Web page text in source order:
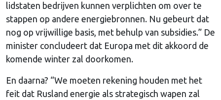
lidstaten bedrijven kunnen verplichten om over te
stappen op andere energiebronnen. Nu gebeurt dat
nog op vrijwillige basis, met behulp van subsidies.” De
minister concludeert dat Europa met dit akkoord de
komende winter zal doorkomen.
En daarna? “We moeten rekening houden met het
feit dat Rusland energie als strategisch wapen zal